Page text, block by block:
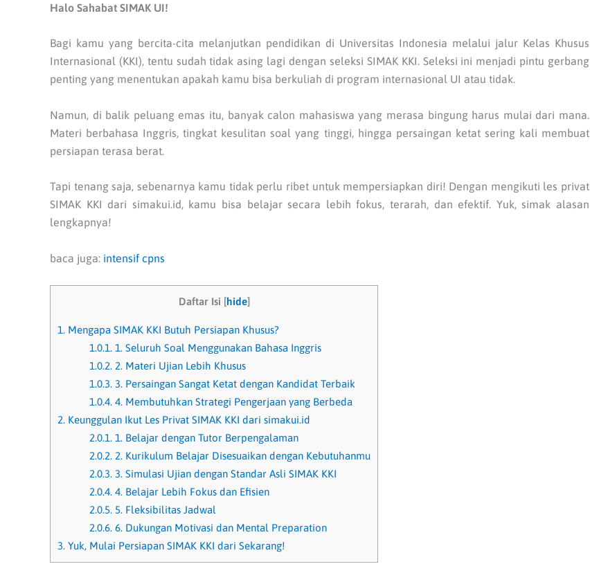
Halo Sahabat SIMAK UI!
Bagi kamu yang bercita-cita melanjutkan pendidikan di Universitas Indonesia melalui jalur Kelas Khusus
Internasional (KKI), tentu sudah tidak asing lagi dengan seleksi SIMAK KKI. Seleksi ini menjadi pintu gerbang
penting yang menentukan apakah kamu bisa berkuliah di program internasional UI atau tidak.
Namun, di balik peluang emas itu, banyak calon mahasiswa yang merasa bingung harus mulai dari mana.
Materi berbahasa Inggris, tingkat kesulitan soal yang tinggi, hingga persaingan ketat sering kali membuat
persiapan terasa berat.
Tapi tenang saja, sebenarnya kamu tidak perlu ribet untuk mempersiapkan diri! Dengan mengikuti les privat
SIMAK KKI dari simakui.id, kamu bisa belajar secara lebih fokus, terarah, dan efektif. Yuk, simak alasan
lengkapnya!
baca juga: intensif cpns
Daftar Isi [hide]
1. Mengapa SIMAK KKI Butuh Persiapan Khusus?
1.0.1.1. Seluruh Soal Menggunakan Bahasa Inggris
1.0.2.2. Materi Ujian Lebih Khusus
1.0.3.3. Persaingan Sangat Ketat dengan Kandidat Terbaik
1.0.4.4. Membutuhkan Strategi Pengerjaan yang Berbeda
2. Keunggulan Ikut Les Privat SIMAK KKI dari simakui.id
2.0.1.1. Belajar dengan Tutor Berpengalaman
2.0.2.2. Kurikulum Belajar Disesuaikan dengan Kebutuhanmu
2.0.3.3. Simulasi Ujian dengan Standar Asli SIMAK KKI
2.0.4.4. Belajar Lebih Fokus dan Efisien
2.0.5.5. Fleksibilitas Jadwal
2.0.6.6. Dukungan Motivasi dan Mental Preparation
3. Yuk, Mulai Persiapan SIMAK KKI dari Sekarang!